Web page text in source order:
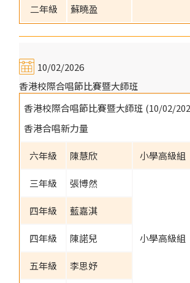
二年級 蘇曉盈
10/02/2026
香港校際合唱節比賽暨大師班
香港校際合唱節比賽暨大師班 (10/02/
香港合唱新力量
六年級 陳慧欣 小學高級組
三年級 張博然
小學高級組
四年級 藍嘉淇
四年級 陳諾兒
五年級 李思妤